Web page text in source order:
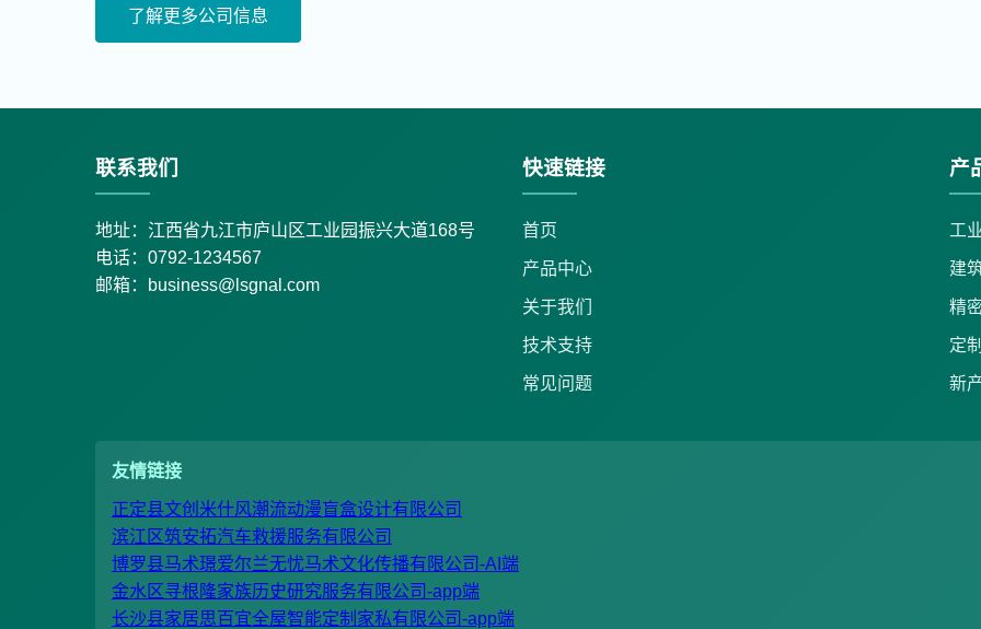
了解更多公司信息
联系我们
地址：江西省九江市庐山区工业园振兴大道168号
电话：0792-1234567
邮箱：business@lsgnal.com
快速链接
首页
产品中心
关于我们
技术支持
常见问题
产
工
建
精
定
新
友情链接
正定县文创米什风潮流动漫盲盒设计有限公司
滨江区筑安拓汽车救援服务有限公司
博罗县马术璟爱尔兰无忧马术文化传播有限公司-AI端
金水区寻根隆家族历史研究服务有限公司-app端
长沙县家居思百宜全屋智能定制家私有限公司-app端